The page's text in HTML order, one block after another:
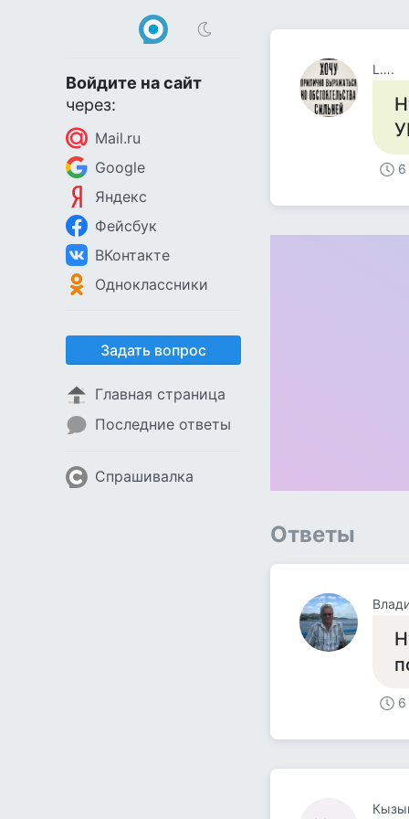
Войдите на сайт
через:
Mail.ru
Google
Яндекс
Фейсбук
ВКонтакте
Одноклассники
Задать вопрос
Главная страница
Последние ответы
Спрашивалка
L….
6
Ответы
6